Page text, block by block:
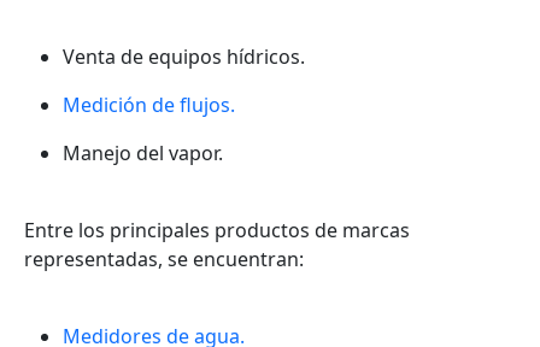
Venta de equipos hídricos.
Medición de flujos.
Manejo del vapor.
Entre los principales productos de marcas
representadas, se encuentran:
Medidores de agua.